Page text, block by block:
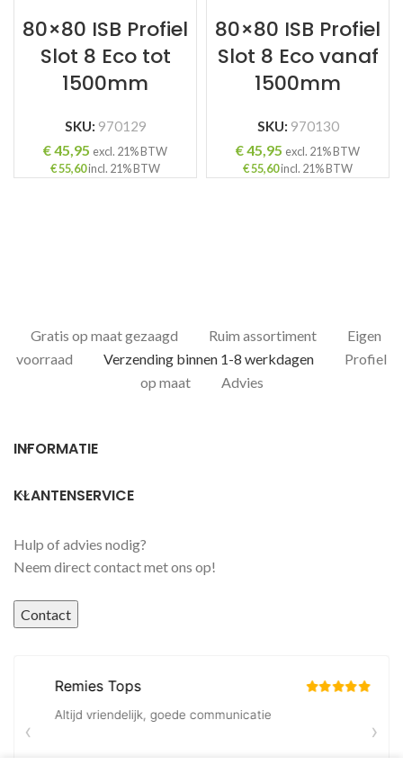
80×80 ISB Profiel
Slot 8 Eco tot
1500mm
SKU: 970129
€45,95 excl. 21% BTW
€55,60incl. 21% BTW
80×80 ISB Profiel
Slot 8 Eco vanaf
1500mm
SKU: 970130
€45,95 excl. 21% BTW
€55,60incl. 21% BTW
Gratis op maat gezaagd Ruim assortiment
Eigen
voorraad
Verzending binnen 1-8 werkdagen
Profiel
op maat
Advies
INFORMATIE
KLANTENSERVICE
Hulp of advies nodig?
Neem direct contact met ons op!
Contact